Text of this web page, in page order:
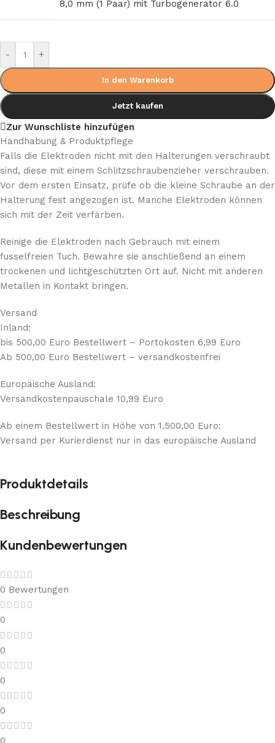
8,0 mm (1 Paar) mit Turbogenerator 6.0
- +
In den Warenkorb
Jetzt kaufen
Zur Wunschliste hinzufügen
Handhabung & Produktpflege
Falls die Elektroden nicht mit den Halterungen verschraubt
sind, diese mit einem Schlitzschraubenzieher verschrauben.
Vor dem ersten Einsatz, prüfe ob die kleine Schraube an der
Halterung fest angezogen ist. Manche Elektroden können
sich mit der Zeit verfärben.
Reinige die Elektroden nach Gebrauch mit einem
fusselfreien Tuch. Bewahre sie anschließend an einem
trockenen und lichtgeschützten Ort auf. Nicht mit anderen
Metallen in Kontakt bringen.
Versand
Inland:
bis 500,00 Euro Bestellwert – Portokosten 6,99 Euro
Ab 500,00 Euro Bestellwert – versandkostenfrei
Europäische Ausland:
Versandkostenpauschale 10,99 Euro
Ab einem Bestellwert in Höhe von 1.500,00 Euro:
Versand per Kurierdienst nur in das europäische Ausland
Produktdetails
Beschreibung
Kundenbewertungen
0 Bewertungen
0
0
0
0
0